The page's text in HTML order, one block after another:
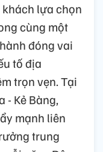
lựa chọn
cùng một
đóng vai
tố địa
trọn vẹn. Tại
- Kẻ Bàng,
mạnh liên
trung